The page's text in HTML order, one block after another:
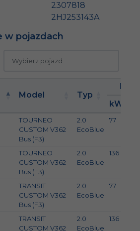
2307818
2HJ253143A
w pojazdach
Model Typ
Moc
kW
TOURNEO
CUSTOM V362
Bus (F3)
2.0
EcoBlue
77
TOURNEO
CUSTOM V362
Bus (F3)
2.0
EcoBlue
136
TRANSIT
CUSTOM V362
Bus (F3)
2.0
EcoBlue
77
TRANSIT
CUSTOM V362
2.0
EcoBlue
136